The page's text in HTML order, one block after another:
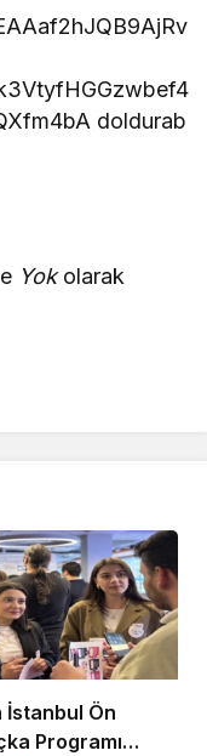
doldurab
Yokolarak
İstanbul Ön
Programı